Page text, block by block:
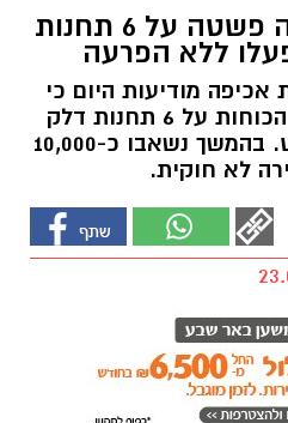
לעיני כל: המשטרה פשטה על 6 תחנות
ללא הפרעה
מודיעות היום כי
במצבע משותף, פשטו הכוחות על 6 תחנות דלק
פיראטיות שפעלו ברהט. בהמשך נשאבו כ-10,000
לא חוקית.